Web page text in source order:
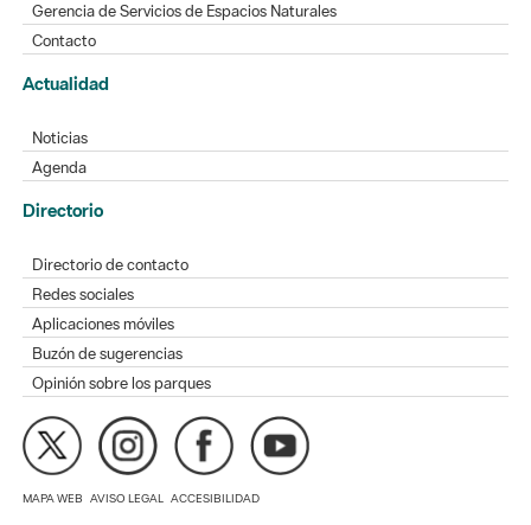
Gerencia de Servicios de Espacios Naturales
Contacto
Actualidad
Noticias
Agenda
Directorio
Directorio de contacto
Redes sociales
Aplicaciones móviles
Buzón de sugerencias
Opinión sobre los parques
MAPA WEB AVISO LEGAL ACCESIBILIDAD